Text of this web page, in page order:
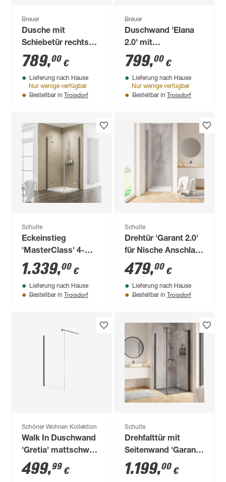
Breuer
Dusche mit
Schiebetür rechts
und Seitenwand,
Klarglas,
vollgerahmt,
schwarz matt, 80 x
789,00 €
Lieferung nach Hause
Nur wenige verfügbar
Bestellbar in Troisdorf
Breuer
Duschwand 'Elana
2.0' mit
beweglichem
Element, rechts,
goldfarben, 160 x
200 cm
799,00 €
Lieferung nach Hause
Nur wenige verfügbar
Bestellbar in Troisdorf
Schulte
Eckeinstieg
'MasterClass' 4-
teilig inkl.
Duschwanne, extra
flach
1.339,00 €
Lieferung nach Hause
Bestellbar in Troisdorf
Schulte
Drehtür 'Garant 2.0'
für Nische Anschlag
links 90 x 200 cm
479,00 €
Lieferung nach Hause
Bestellbar in Troisdorf
Schöner Wohnen Kollektion
Walk In Duschwand
'Gretia' mattschwarz
100 x 200 cm
499,99 €
Schulte
Drehfalttür mit
Seitenwand 'Garant
2.0' Anschlag rechts
Mattschwarz für
1.199,00 €